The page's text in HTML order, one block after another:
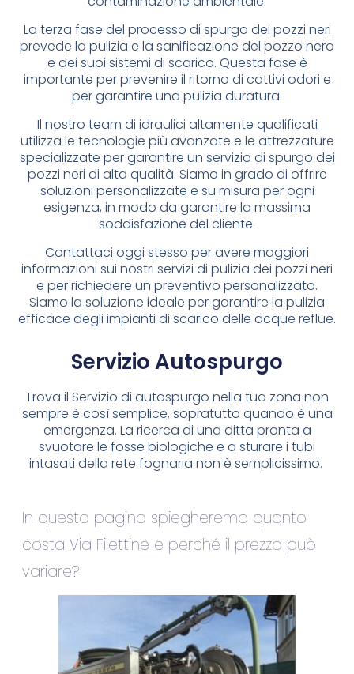
La terza fase del processo di spurgo dei pozzi neri
prevede la pulizia e la sanificazione del pozzo nero
e dei suoi sistemi di scarico. Questa fase è
importante per prevenire il ritorno di cattivi odori e
per garantire una pulizia duratura.
Il nostro team di idraulici altamente qualificati
utilizza le tecnologie più avanzate e le attrezzature
specializzate per garantire un servizio di spurgo dei
pozzi neri di alta qualità. Siamo in grado di offrire
soluzioni personalizzate e su misura per ogni
esigenza, in modo da garantire la massima
soddisfazione del cliente.
Contattaci oggi stesso per avere maggiori
informazioni sui nostri servizi di pulizia dei pozzi neri
e per richiedere un preventivo personalizzato.
Siamo la soluzione ideale per garantire la pulizia
efficace degli impianti di scarico delle acque reflue.
Servizio Autospurgo
Trova il Servizio di autospurgo nella tua zona non
sempre è così semplice, sopratutto quando è una
emergenza. La ricerca di una ditta pronta a
svuotare le fosse biologiche e a sturare i tubi
intasati della rete fognaria non è semplicissimo.
In questa pagina spiegheremo quanto
costa Via Filettine e perché il prezzo può
variare?